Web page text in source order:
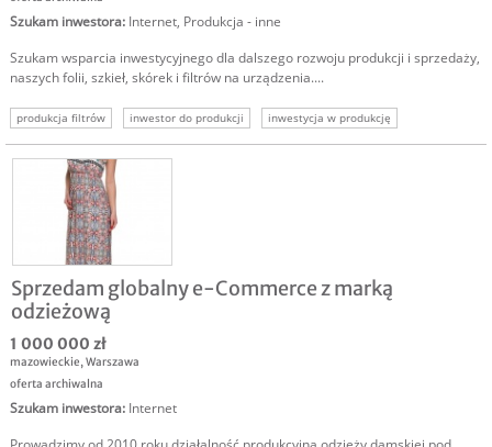
Szukam inwestora: Internet, Produkcja - inne
Szukam wsparcia inwestycyjnego dla dalszego rozwoju produkcji i sprzedaży,
naszych folii, szkieł, skórek i filtrów na urządzenia....
produkcja filtrów inwestor do produkcji inwestycja w produkcję
Sprzedam globalny e-Commerce z marką
odzieżową
1 000 000 zł
mazowieckie,Warszawa
oferta archiwalna
Szukam inwestora: Internet